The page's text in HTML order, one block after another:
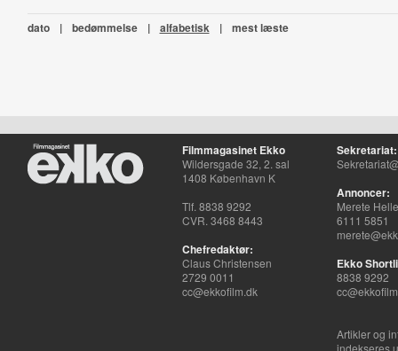
dato | bedømmelse | alfabetisk | mest læste
Filmmagasinet Ekko
Wildersgade 32, 2. sal
1408 København K
Tlf. 8838 9292
CVR. 3468 8443
Chefredaktør:
Claus Christensen
2729 0011
cc@ekkofilm.dk
Sekretariat:
Annoncer:
Merete
6111 5851
Ekko
8838 9292
Artikler og
indekseres